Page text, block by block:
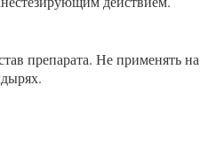
препарата. Не применять на